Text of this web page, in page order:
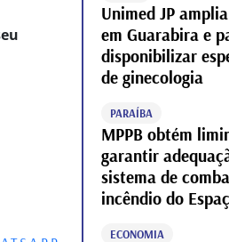
Unimed JP
em Guarabira e
disponibilizar
de ginecologia
PARAÍBA
MPPB obtém
garantir
sistema de
incêndio do
ECONOMIA